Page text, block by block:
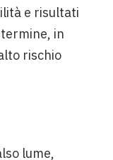
e risultati
in
rischio
lume,